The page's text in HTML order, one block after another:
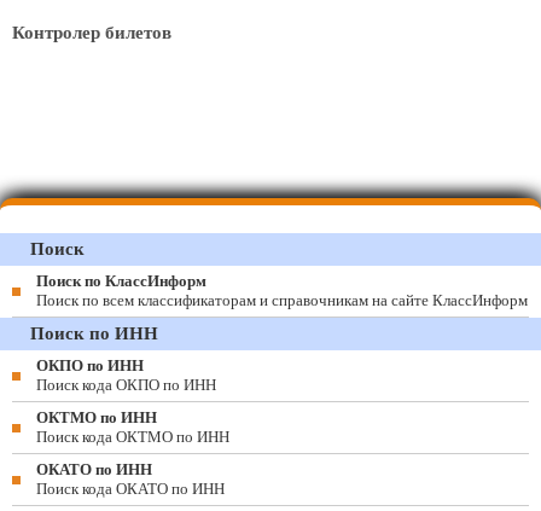
Контролер билетов
Поиск
Поиск по КлассИнформ
Поиск по всем классификаторам и справочникам на сайте КлассИнформ
Поиск по ИНН
ОКПО по ИНН
Поиск кода ОКПО по ИНН
ОКТМО по ИНН
Поиск кода ОКТМО по ИНН
ОКАТО по ИНН
Поиск кода ОКАТО по ИНН